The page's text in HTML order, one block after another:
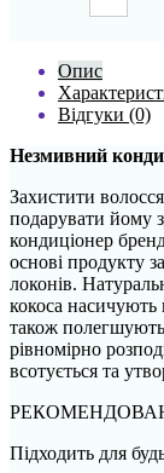
Опис
Відгуки (0)
Незмивний
Захистити
подарувати йому
кондиціонер
основі продукту
локонів.
кокоса
також полегшують
рівномірно
всотується та
Підходить для